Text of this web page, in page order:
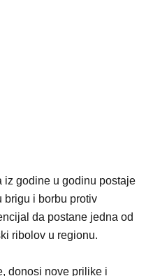
iz godine u godinu postaje
brigu i borbu protiv
da postane jedna od
ribolov u regionu.
donosi nove prilike i